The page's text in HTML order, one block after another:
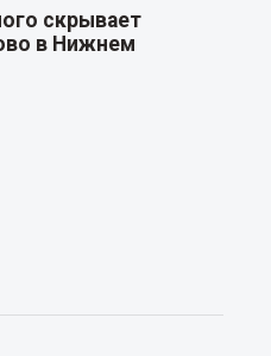
скрывает
в Нижнем